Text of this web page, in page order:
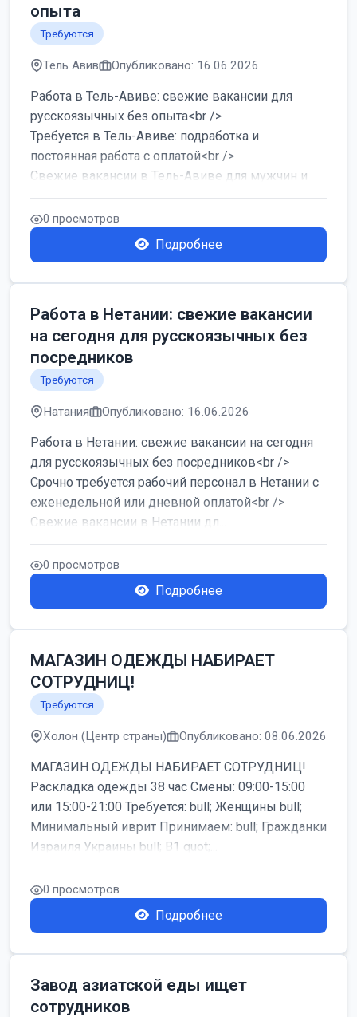
опыта
Требуются
Тель Авив Опубликовано: 16.06.2026
Работа в Тель-Авиве: свежие вакансии для
русскоязычных без опыта<br />
Требуется в Тель-Авиве: подработка и
постоянная работа с оплатой<br />
Свежие вакансии в Тель-Авиве для мужчин и
женщин от хозя...
0 просмотров
Подробнее
Работа в Нетании: свежие вакансии
на сегодня для русскоязычных без
посредников
Требуются
Натания Опубликовано: 16.06.2026
Работа в Нетании: свежие вакансии на сегодня
для русскоязычных без посредников<br />
Срочно требуется рабочий персонал в Нетании с
еженедельной или дневной оплатой<br />
Свежие вакансии в Нетании дл...
0 просмотров
Подробнее
МАГАЗИН ОДЕЖДЫ НАБИРАЕТ
СОТРУДНИЦ!
Требуются
Холон (Центр страны) Опубликовано: 08.06.2026
МАГАЗИН ОДЕЖДЫ НАБИРАЕТ СОТРУДНИЦ!
Раскладка одежды 38 час Смены: 09:00-15:00
или 15:00-21:00 Требуется: bull; Женщины bull;
Минимальный иврит Принимаем: bull; Гражданки
Израиля Украины bull; B1 quot;...
0 просмотров
Подробнее
Завод азиатской еды ищет
сотрудников